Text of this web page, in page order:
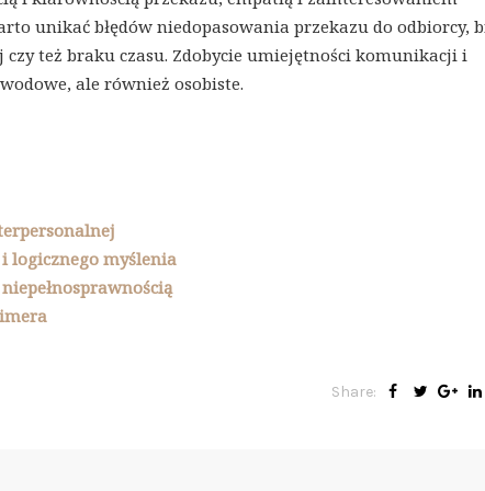
unikać błędów niedopasowania przekazu do odbiorcy,
też braku czasu. Zdobycie umiejętności komunikacji i
ale również osobiste.
logicznego myślenia
Share: